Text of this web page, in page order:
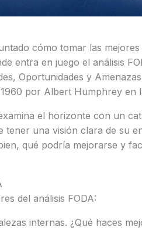
cómo tomar las
entra en juego el análisis
Oportunidades y
por Albert Humphrey en
el horizonte con un
tener una visión clara de su
qué podría mejorarse y
del análisis FODA:
internas. ¿Qué haces